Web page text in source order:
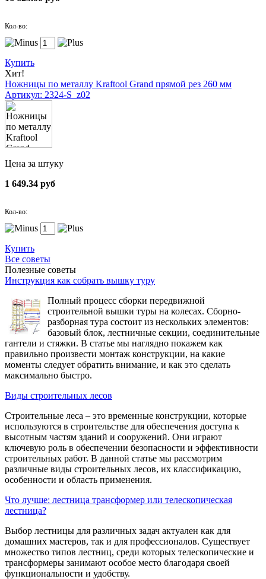
Кол-во:
Купить
Хит!
Ножницы по металлу Kraftool Grand прямой рез 260 мм
Артикул: 2324-S_z02
Цена за штуку
1 649.34 руб
Кол-во:
Купить
Все советы
Полезные советы
Инструкция как собрать вышку туру
Полный процесс сборки передвижной
строительной вышки туры на колесах. Сборно-
разборная тура состоит из нескольких элементов:
базовый блок, лестничные секции, соединительные
гантели и стяжки. В статье мы наглядно покажем как
правильно произвести монтаж конструкции, на какие
моменты следует обратить внимание, и как это сделать
максимально быстро.
Виды строительных лесов
Строительные леса – это временные конструкции, которые
используются в строительстве для обеспечения доступа к
высотным частям зданий и сооружений. Они играют
ключевую роль в обеспечении безопасности и эффективности
строительных работ. В данной статье мы рассмотрим
различные виды строительных лесов, их классификацию,
особенности и область применения.
Что лучше: лестница трансформер или телескопическая
лестница?
Выбор лестницы для различных задач актуален как для
домашних мастеров, так и для профессионалов. Существует
множество типов лестниц, среди которых телескопические и
трансформеры занимают особое место благодаря своей
функциональности и удобству.